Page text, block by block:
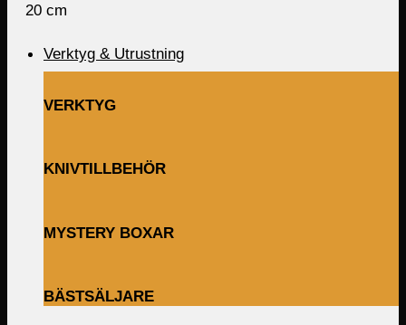
20 cm
Verktyg & Utrustning
VERKTYG
KNIVTILLBEHÖR
MYSTERY BOXAR
BÄSTSÄLJARE